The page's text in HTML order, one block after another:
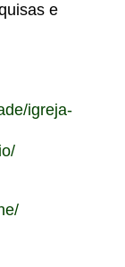
e
igreja-